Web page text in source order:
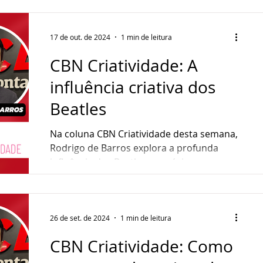
CBN Criatividade: A
influência criativa dos
Beatles
Na coluna CBN Criatividade desta semana,
Rodrigo de Barros explora a profunda
influência dos Beatles na música e na
cultura...
17 de out. de 2024 1 min de leitura
CBN Criatividade: Como
26 de set. de 2024 1 min de leitura